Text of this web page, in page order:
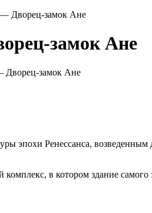
Дворец-замок Ане
замок Ане
Дворец-замок Ане
эпохи Ренессанса,
в котором здание самого